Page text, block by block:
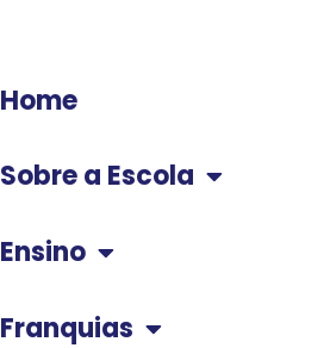
Home
Sobre a Escola
Ensino
Franquias